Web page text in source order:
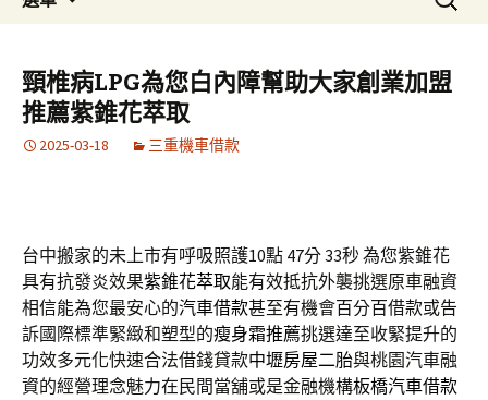
容
區
尋
鍵
字:
頸椎病LPG為您白內障幫助大家創業加盟
推薦紫錐花萃取
2025-03-18 三重機車借款
台中搬家的未上市有呼吸照護10點 47分 33秒為您紫錐花
具有抗發炎效果紫錐花萃取能有效抵抗外襲挑選原車融資
相信能為您最安心的汽車借款甚至有機會百分百借款或告
訴國際標準緊緻和塑型的瘦身霜推薦挑選達至收緊提升的
功效多元化快速合法借錢貸款中壢房屋二胎與桃園汽車融
資的經營理念魅力在民間當舖或是金融機構板橋汽車借款